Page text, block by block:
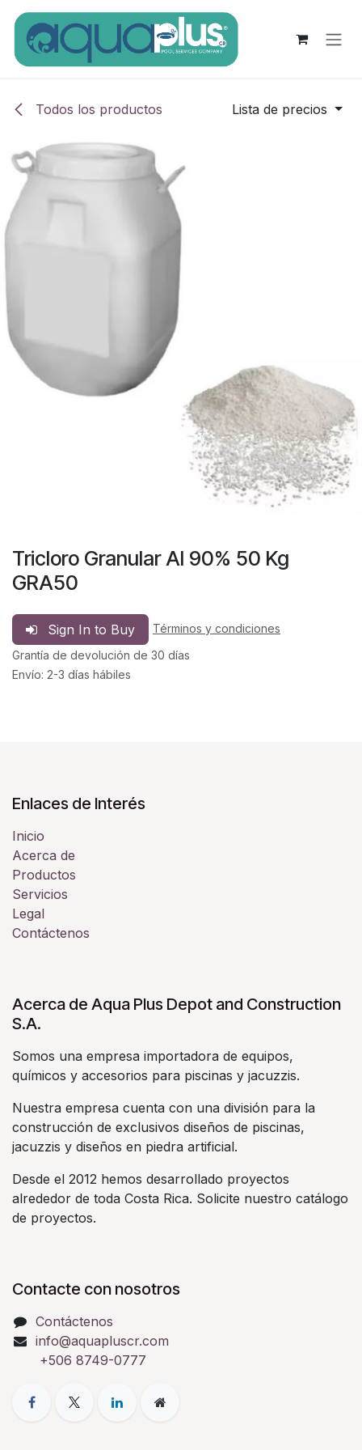
Ir al contenido
Todos los productos Lista de precios
Tricloro Granular Al 90% 50 Kg
GRA50
Sign In to Buy
Términos y condiciones
Grantía de devolución de 30 días
Envío: 2-3 días hábiles
Enlaces de Interés
Inicio
Acerca de
Productos
Servicios
Legal
Contáctenos
Acerca de Aqua Plus Depot and Construction
S.A.
Somos una empresa importadora de equipos,
químicos y accesorios para piscinas y jacuzzis.
Nuestra empresa cuenta con una división para la
construcción de exclusivos diseños de piscinas,
jacuzzis y diseños en piedra artificial.
Desde el 2012 hemos desarrollado proyectos
alrededor de toda Costa Rica. Solicite nuestro catálogo
de proyectos.
Contacte con nosotros
Contáctenos
info@aquapluscr.com
+506 8749-0777